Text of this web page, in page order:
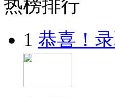
热榜排行
1 恭喜！